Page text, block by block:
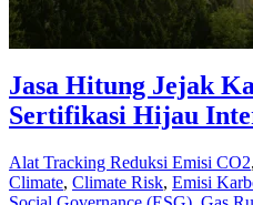
Jasa Hitung Jejak
Sertifikasi Hijau
Alat Tracking Reduksi Emisi CO2,
Climate, Climate Risk, Emisi